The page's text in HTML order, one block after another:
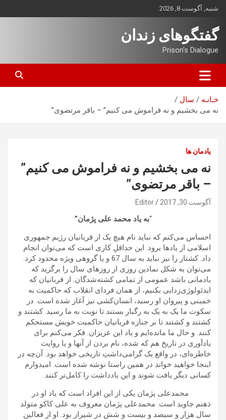
بروید
شنبه, آگوست 8, 2026
گفتگوهای زندان
Prison's Dialogue
خـانـه
سال
نه می بخشیم و نه فراموش می کنیم” – باقر مرتضوی”
یادمان ها
نه می بخشیم و نه فراموش می کنیم”
– باقر مرتضوی”
آگوست 30, 2017 Editor
“به یاد محمد على پژمان”
احساس می‌کنم که نباید نام هیچ یک از قربانیان رژیم جمهوری
اسلامی از یادها برود. این حداقلِ کاری است که می‌توان انجام
داد. کشتار را نیز نباید به سال 67 و یا گروهی ویژه محدود کرد.
می‌توان به شکل نمادین روزی از روزهای سال را برگزید که
یادمانی باشد عمومی از تمامی کشته‌شدگان. از قربانیان که
ایدئولوژی‌زدایی بکنیم، از همان فردای انقلاب که حاکمیت به
خمینی و پیروان او رسید، انسان‌کشی نیز آغاز شده است. در
سکوت ما یک به یک به رگبار بستند تا نوبت به ما رسید. کشتند و
کشتند و کشتند تا بر جنازه قربانیان حاکمیت خویش مستحکم
کنند. و حال ما مانده‌ایم و یاد این عزیزان. فکر می‌کنم برای
یادآوری در تاریخ هم که شده، نام بردن از آنها و یا روایت
خاطره‌ای، در واقع یک گرامی‌داشتِ تاریخی خواهد بود. آن‌چه در
اینجا خواهید خواند در همین راستا نوشه شده است. امیدوارم
کسانی دیگر یافت شوند و این یادداشت را کامل‌تر کنند.
محمدعلی پژمان یکی از این افراد است که یاد او در
ذهنم جاوید است. محمدعلى پژمان معروف به على كاكو متولد
سال هزار و سیصد و بیست و شش در شيراز بود. او از فعالين